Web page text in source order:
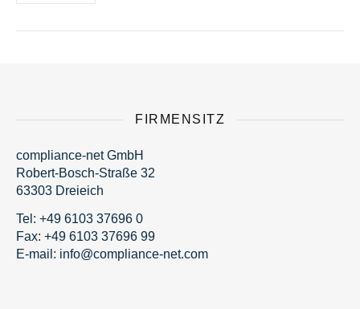
FIRMENSITZ
compliance-net GmbH
Robert-Bosch-Straße 32
63303 Dreieich
Tel: +49 6103 37696 0
Fax: +49 6103 37696 99
E-mail:
moc.t
en-ec
nailp
moc@o
fni